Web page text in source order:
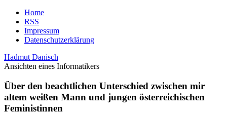
Home
RSS
Impressum
Datenschutzerklärung
Hadmut Danisch
Ansichten eines Informatikers
Über den beachtlichen Unterschied zwischen mir
altem weißen Mann und jungen österreichischen
Feministinnen